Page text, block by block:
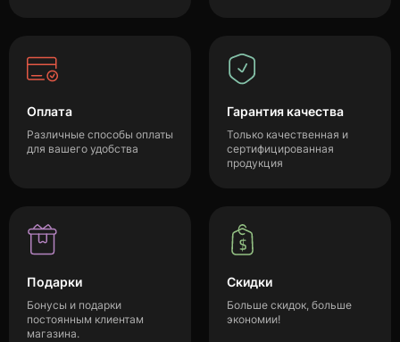
Оплата
Различные способы оплаты
для вашего удобства
Гарантия качества
Только качественная и
сертифицированная
продукция
Подарки
Бонусы и подарки
постоянным клиентам
магазина.
Скидки
Больше скидок, больше
экономии!